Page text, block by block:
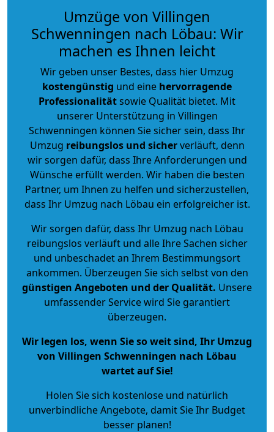
Umzüge von Villingen
Schwenningen nach Löbau: Wir
machen es Ihnen leicht
Wir geben unser Bestes, dass hier Umzug
kostengünstig und eine hervorragende
Professionalitätsowie Qualität bietet. Mit
unserer Unterstützung in Villingen
Schwenningen können Sie sicher sein, dass Ihr
Umzug reibungslos und sicherverläuft, denn
wir sorgen dafür, dass Ihre Anforderungen und
Wünsche erfüllt werden. Wir haben die besten
Partner, um Ihnen zu helfen und sicherzustellen,
dass Ihr Umzug nach Löbau ein erfolgreicher ist.
Wir sorgen dafür, dass Ihr Umzug nach Löbau
reibungslos verläuft und alle Ihre Sachen sicher
und unbeschadet an Ihrem Bestimmungsort
ankommen. Überzeugen Sie sich selbst von den
günstigen Angeboten und der Qualität. Unsere
umfassender Service wird Sie garantiert
überzeugen.
Wir legen los, wenn Sie so weit sind, Ihr Umzug
von Villingen Schwenningen nach Löbau
wartet auf Sie!
Holen Sie sich kostenlose und natürlich
unverbindliche Angebote, damit Sie Ihr Budget
besser planen!